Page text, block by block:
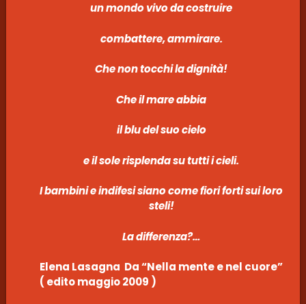
un mondo vivo da costruire
combattere, ammirare.
Che non tocchi la dignità!
Che il mare abbia
il blu del suo cielo
e il sole risplenda su tutti i cieli.
I bambini e indifesi siano come fiori forti sui loro
steli!
La differenza?…
Elena Lasagna Da “Nella mente e nel cuore”
( edito maggio 2009 )